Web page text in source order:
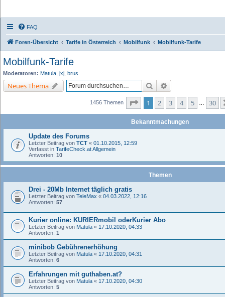
FAQ
Foren-Übersicht Tarife in Österreich Mobilfunk Mobilfunk-Tarife
Mobilfunk-Tarife
Moderatoren: Matula jxj brus
Neues Thema Suche
1456 Themen Seite von
1 2 3 4 5 30
Bekanntmachungen
Update des Forums
Letzter Beitrag von TCT « 01.10.2015, 12:59
Verfasst in TarifeCheck.at Allgemein
Antworten: 10
Themen
Drei - 20Mb Internet täglich gratis
Letzter Beitrag von TeleMax « 04.03.2022, 12:16
Antworten: 57
Kurier online: KURIERmobil oderKurier Abo
Letzter Beitrag von Matula « 17.10.2020, 04:33
Antworten: 1
minibob Gebührenerhöhung
Letzter Beitrag von Matula « 17.10.2020, 04:31
Antworten: 6
Erfahrungen mit guthaben.at?
Letzter Beitrag von Matula « 17.10.2020, 04:30
Antworten: 5